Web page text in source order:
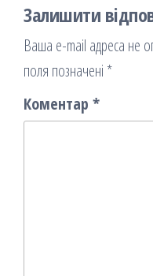
Залишити
Ваша e-mail адреса не
поля позначені *
Коментар *